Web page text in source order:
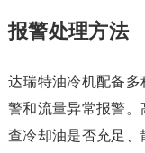
报警处理方法
达瑞特油冷机配备
警和流量异常报警
查冷却油是否充足